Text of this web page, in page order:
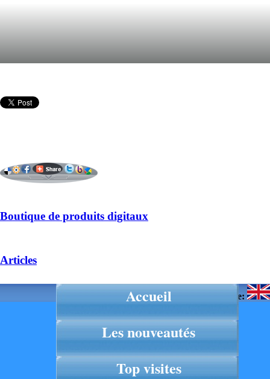
Boutique de produits digitaux
Articles
Langue:
Accueil
Les nouveautés
Top visites